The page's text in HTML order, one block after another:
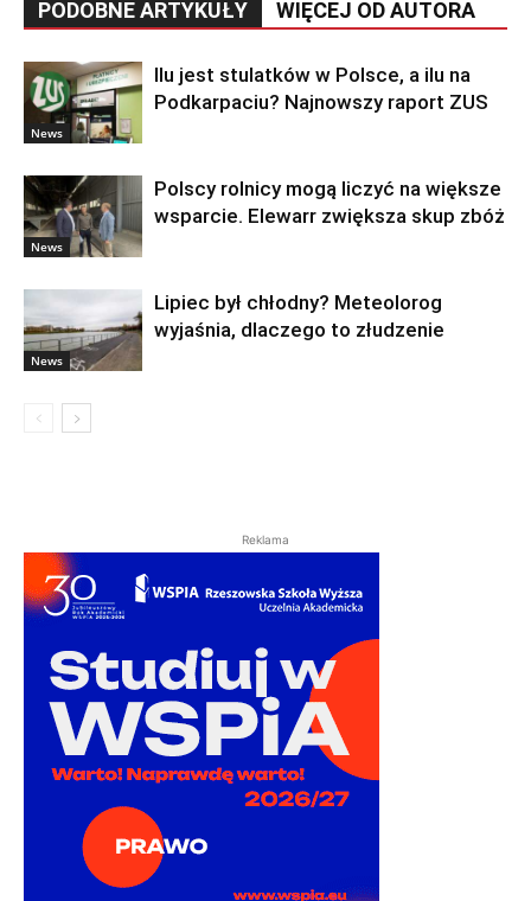
PODOBNE ARTYKUŁY WIĘCEJ OD AUTORA
News
Ilu jest stulatków w Polsce, a ilu na
Podkarpaciu? Najnowszy raport ZUS
News
Polscy rolnicy mogą liczyć na większe
wsparcie. Elewarr zwiększa skup zbóż
News
Lipiec był chłodny? Meteolorog
wyjaśnia, dlaczego to złudzenie
Reklama